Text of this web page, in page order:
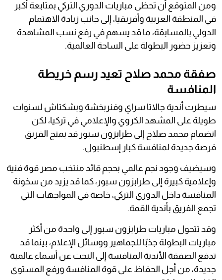
ومن المتوقع أن تحظى مباريات الدوري التركي بمتابعة أكبر
في المنطقة العربية وأفريقيا، إلى جانب زيادة الاهتمام
الدولي بالمسابقة، ما قد يسهم في رفع نسب المشاهدة
وتعزيز حضور البطولة على الساحة العالمية.
صفقة محمد صلاح تعيد رسم خريطة
المنافسة
سيطرت أندية جالاتا سراي وفنربخشة وبشكتاش لسنوات
طويلة على المشهد الكروي والإعلامي في تركيا، لكن
انضمام محمد صلاح إلى طرابزون سبور قد يمنح الفريق
فرصة جديدة لمنافسة كبار إسطنبول.
وسيضيف وجود نجم عالمي بحجم قائد منتخب مصر قوة فنية
وإعلامية كبيرة إلى طرابزون سبور، كما قد يزيد من سخونة
المنافسة داخل الدوري التركي، خاصة في المواجهات التي
تجمع الفريق بأندية القمة.
وقد تتحول مباريات طرابزون سبور إلى واحدة من أكثر
مباريات البطولة جذبًا للجماهير ووسائل الإعلام، بينما قد
تدفع الصفقة الأندية المنافسة إلى البحث عن أسماء عالمية
جديدة، من أجل الحفاظ على قوة المنافسة ورفع المستوى